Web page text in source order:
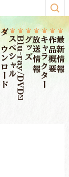
ダウンロードスペシャルBlu-ray/DVDグッズ放送情報キャラクター作品概要最新情報